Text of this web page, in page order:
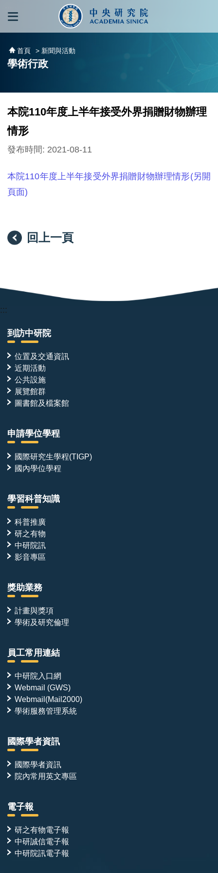
跳到主要內容區塊
首頁 > 新聞與活動
學術行政
本院110年度上半年接受外界捐贈財物辦理
情形
發布時間: 2021-08-11
本院110年度上半年接受外界捐贈財物辦理情形(另開
頁面)
回上一頁
:::
到訪中研院
位置及交通資訊
近期活動
公共設施
展覽館群
圖書館及檔案館
申請學位學程
國際研究生學程(TIGP)
國內學位學程
學習科普知識
科普推廣
研之有物
中研院訊
影音專區
獎助業務
計畫與獎項
學術及研究倫理
員工常用連結
中研院入口網
Webmail (GWS)
Webmail(Mail2000)
學術服務管理系統
國際學者資訊
國際學者資訊
院內常用英文專區
電子報
研之有物電子報
中研誠信電子報
中研院訊電子報